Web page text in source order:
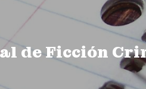
de Ficción